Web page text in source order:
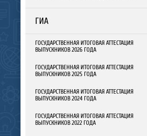
ГИА
ГОСУДАРСТВЕННАЯ ИТОГОВАЯ АТТЕСТАЦИЯ
ВЫПУСКНИКОВ 2026 ГОДА
ГОСУДАРСТВЕННАЯ ИТОГОВАЯ АТТЕСТАЦИЯ
ВЫПУСКНИКОВ 2025 ГОДА
ГОСУДАРСТВЕННАЯ ИТОГОВАЯ АТТЕСТАЦИЯ
ВЫПУСКНИКОВ 2024 ГОДА
ГОСУДАРСТВЕННАЯ ИТОГОВАЯ АТТЕСТАЦИЯ
ВЫПУСКНИКОВ 2022 ГОДА